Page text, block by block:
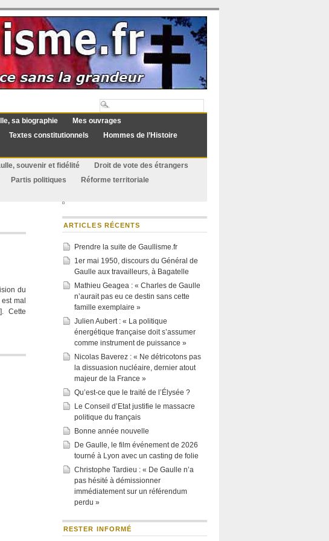
sa biographie
Mes ouvrages
Textes constitutionnels
Hommes de l’Histoire
souvenir et fidélité
Droit de vote des étrangers
Partis politiques
Réforme territoriale
du
mal
Cette
ARTICLES RÉCENTS
Prendre la suite de Gaullisme.fr
1er mai 1950, discours du Général de
Gaulle aux travailleurs, à Bagatelle
Mathieu Geagea : « Charles de Gaulle
n’aurait pas eu ce destin sans cette
famille exemplaire »
Julien Aubert : « La politique
énergétique française doit s’assumer
comme instrument de puissance »
Nicolas Baverez : « Ne détricotons pas
la dissuasion nucléaire, dernier atout
majeur de la France »
Qu’est-ce que le traité de l’Élysée ?
Le Conseil d’Etat justifie le massacre
politique du français
Bonne année nouvelle
De Gaulle, le film événement de 2026
tourné à Lyon avec un casting de folie
Christophe Tardieu : « De Gaulle n’a
pas hésité à démissionner
immédiatement sur un référendum
perdu »
RESTER INFORMÉ